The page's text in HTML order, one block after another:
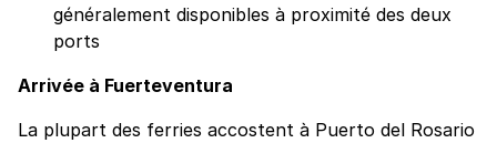
généralement disponibles à proximité des deux
ports
Arrivée à Fuerteventura
La plupart des ferries accostent à Puerto del Rosario